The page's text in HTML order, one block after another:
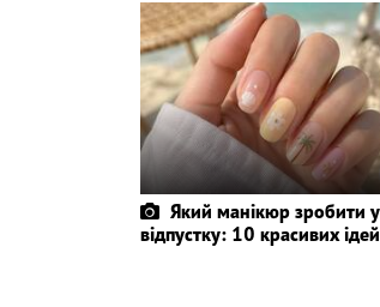
Який манікюр зробити у
відпустку: 10 красивих ідей